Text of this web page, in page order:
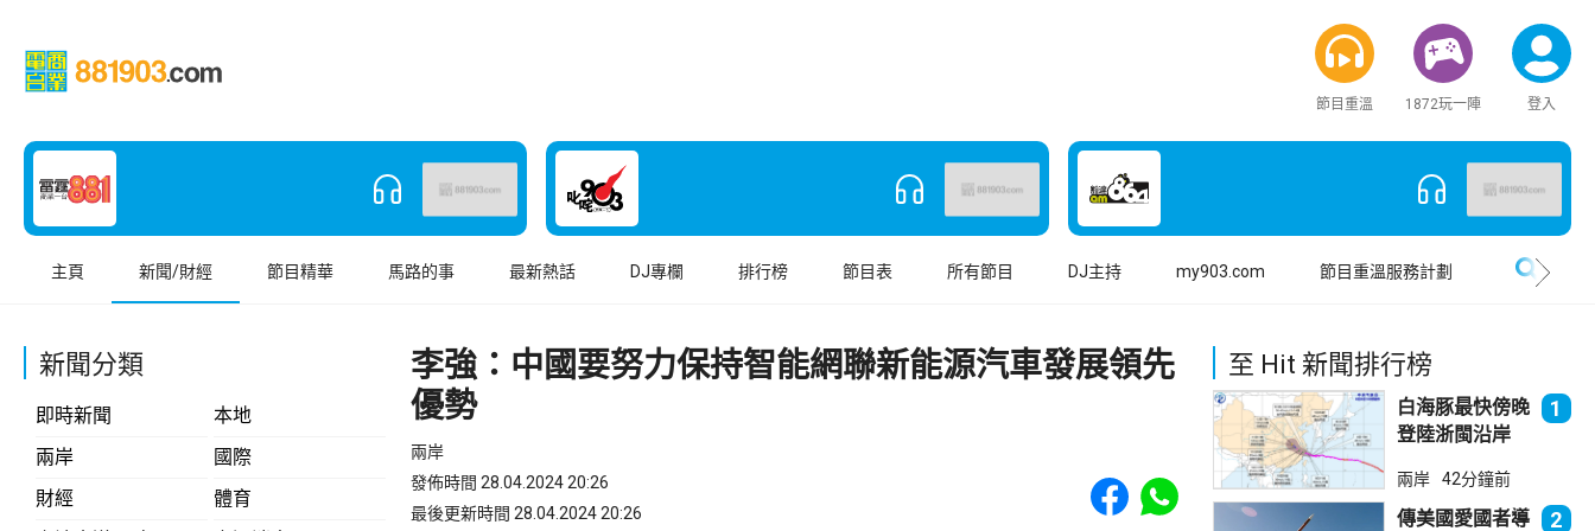
節目重溫 1872玩一陣 登入
主頁 新聞/財經 節目精華 馬路的事 最新熱話 DJ專欄 排行榜 節目表 所有節目 DJ主持 my903.com 節目重溫服務計劃
新聞分類
即時新聞
本地
兩岸
國際
財經
體育
李強：中國要努力保持智能網聯新能源汽車發展領先
優勢
兩岸
發佈時間 28.04.2024 20:26
最後更新時間 28.04.2024 20:26
Share to Facebook
Share to WhatsApp
至 Hit 新聞排行榜
白海豚最快傍晚
登陸浙閩沿岸
1
兩岸 42分鐘前
傳美國愛國者導 2